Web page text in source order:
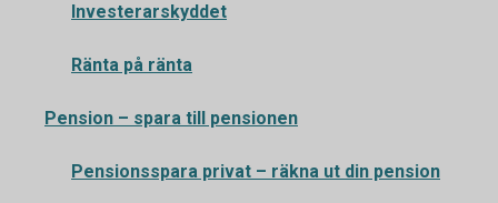
Investerarskyddet
Ränta på ränta
Pension – spara till pensionen
Pensionsspara privat – räkna ut din pension